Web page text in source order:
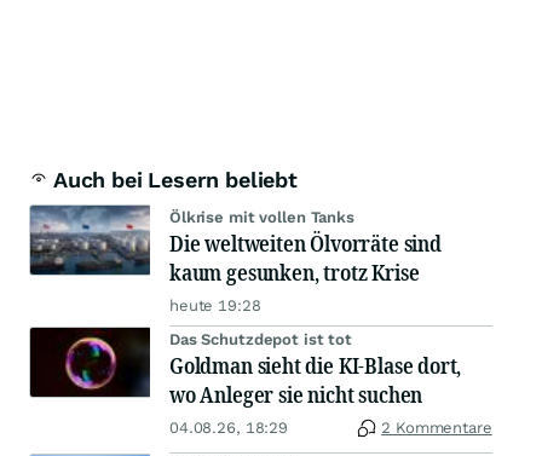
Auch bei Lesern beliebt
Ölkrise mit vollen Tanks
Die weltweiten Ölvorräte sind
kaum gesunken, trotz Krise
heute 19:28
Das Schutzdepot ist tot
Goldman sieht die KI-Blase dort,
wo Anleger sie nicht suchen
04.08.26, 18:29 2 Kommentare